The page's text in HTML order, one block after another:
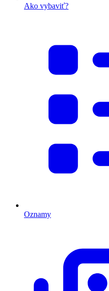
Ako vybaviť?
Oznamy